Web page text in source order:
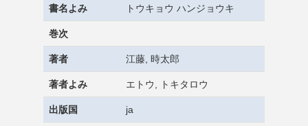
書名よみ トウキョウ ハンジョウキ
巻次
著者 江藤, 時太郎
著者よみ エトウ, トキタロウ
出版国 ja